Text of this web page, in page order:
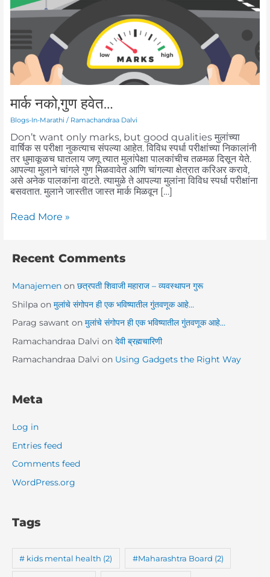
मार्क नको,गुण हवेत…
Blogs-In-Marathi / Ramachandraa Dalvi
Don’t want only marks, but good qualities मुलांच्या
वार्षिक स परीक्षा नुकत्याच संपल्या आहेत. विविध स्पर्धा परीक्षांच्या निकालांनी
तर धुमाकूळच घातलाय जणू त्यात मुलांपेक्षा पालकांचीच तळमळ दिसून येते.
आपल्या मुलाने चांगले गुण मिळवावेत आणि चांगल्या क्षेत्रात करिअर करावे,
असे अनेक पालकांना वाटते. त्यामुळे ते आपल्या मुलांना विविध स्पर्धा परीक्षांना
बसवतात. मुलाने जास्तीत जास्त मार्क मिळवून […]
Read More »
Recent Comments
Manajemenon छत्रपती शिवाजी महाराज – व्यवस्थापन गुरू
Shilpa on मुलांचे संगोपन ही एक भविष्यातील गुंतवणूक आहे…
Parag sawant on मुलांचे संगोपन ही एक भविष्यातील गुंतवणूक आहे…
Ramachandraa Dalvi on देवी ब्रह्मचारिणी
Ramachandraa Dalvi on Using Gadgets the Right Way
Meta
Log in
Entries feed
Comments feed
WordPress.org
Tags
# kids mental health (2) #Maharashtra Board (2)